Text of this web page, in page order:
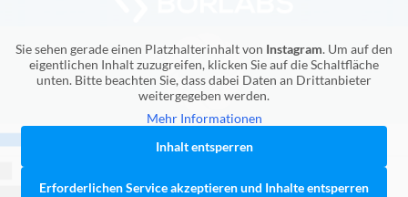
Sie sehen gerade einen Platzhalterinhalt von Instagram. Um auf den
eigentlichen Inhalt zuzugreifen, klicken Sie auf die Schaltfläche
unten. Bitte beachten Sie, dass dabei Daten an Drittanbieter
weitergegeben werden.
Mehr Informationen
Inhalt entsperren
Erforderlichen Service akzeptieren und Inhalte entsperren